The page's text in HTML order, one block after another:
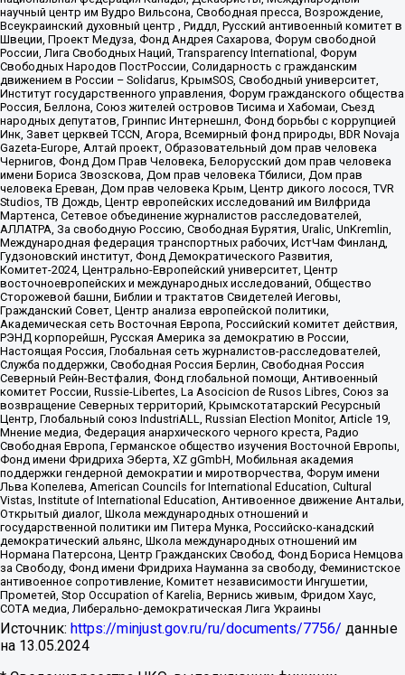
научный центр им Вудро Вильсона, Свободная пресса, Возрождение,
Всеукраинский духовный центр , Риддл, Русский антивоенный комитет в
Швеции, Проект Медуза, Фонд Андрея Сахарова, Форум свободной
России, Лига Свободных Наций, Transparеncy International, Форум
Свободных Народов ПостРоссии, Солидарность с гражданским
движением в России – Solidarus, КрымSOS, Свободный университет,
Институт государственного управления, Форум гражданского общества
Россия, Беллона, Союз жителей островов Тисима и Хабомаи, Съезд
народных депутатов, Гринпис Интернешнл, Фонд борьбы с коррупцией
Инк, Завет церквей TCCN, Агора, Всемирный фонд природы, BDR Novaja
Gazeta-Europe, Алтай проект, Образовательный дом прав человека
Чернигов, Фонд Дом Прав Человека, Белорусский дом прав человека
имени Бориса Звозскова, Дом прав человека Тбилиси, Дом прав
человека Ереван, Дом прав человека Крым, Центр дикого лосося, TVR
Studios, ТВ Дождь, Центр европейских исследований им Вилфрида
Мартенса, Сетевое объединение журналистов расследователей,
АЛЛАТРА, За свободную Россию, Свободная Бурятия, Uralic, UnKremlin,
Международная федерация транспортных рабочих, ИстЧам Финланд,
Гудзоновский институт, Фонд Демократического Развития,
Комитет-2024, Центрально-Европейский университет, Центр
восточноевропейских и международных исследований, Общество
Сторожевой башни, Библии и трактатов Свидетелей Иеговы,
Гражданский Совет, Центр анализа европейской политики,
Академическая сеть Восточная Европа, Российский комитет действия,
РЭНД корпорейшн, Русская Америка за демократию в России,
Настоящая Россия, Глобальная сеть журналистов-расследователей,
Служба поддержки, Свободная Россия Берлин, Свободная Россия
Северный Рейн-Вестфалия, Фонд глобальной помощи, Антивоенный
комитет России, Russie-Libertes, La Asocicion de Rusos Libres, Союз за
возвращение Северных территорий, Крымскотатарский Ресурсный
Центр, Глобальный союз IndustriALL, Russian Election Monitor, Article 19,
Мнение медиа, Федерация анархического черного креста, Радио
Свободная Европа, Германское общество изучения Восточной Европы,
Фонд имени Фридриха Эберта, XZ gGmbH, Мобильная академия
поддержки гендерной демократии и миротворчества, Форум имени
Льва Копелева, American Councils for International Education, Cultural
Vistas, Institute of International Education, Антивоенное движение Антальи,
Открытый диалог, Школа международных отношений и
государственной политики им Питера Мунка, Российско-канадский
демократический альянс, Школа международных отношений им
Нормана Патерсона, Центр Гражданских Свобод, Фонд Бориса Немцова
за Свободу, Фонд имени Фридриха Науманна за свободу, Феминистское
антивоенное сопротивление, Комитет независимости Ингушетии,
Прометей, Stop Occupation of Karelia, Вернись живым, Фридом Хаус,
СОТА медиа, Либерально-демократическая Лига Украины
Источник: https://minjust.gov.ru/ru/documents/7756/ данные
на 13.05.2024